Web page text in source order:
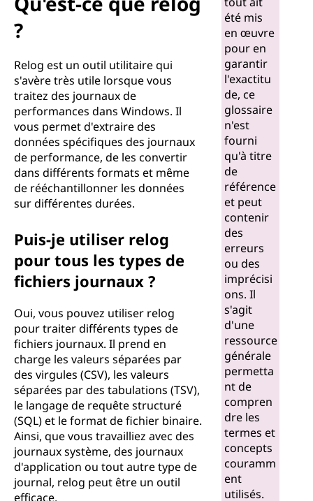
?
Relog est un outil utilitaire qui
s'avère très utile lorsque vous
traitez des journaux de
performances dans Windows. Il
vous permet d'extraire des
données spécifiques des journaux
de performance, de les convertir
dans différents formats et même
de rééchantillonner les données
sur différentes durées.
Puis-je utiliser relog
pour tous les types de
fichiers journaux ?
Oui, vous pouvez utiliser relog
pour traiter différents types de
fichiers journaux. Il prend en
charge les valeurs séparées par
des virgules (CSV), les valeurs
séparées par des tabulations (TSV),
le langage de requête structuré
(SQL) et le format de fichier binaire.
Ainsi, que vous travailliez avec des
journaux système, des journaux
d'application ou tout autre type de
journal, relog peut être un outil
efficace.
été mis
en œuvre
pour en
garantir
l'exactitu
de, ce
glossaire
n'est
fourni
qu'à titre
de
référence
et peut
contenir
des
erreurs
ou des
imprécisi
ons. Il
s'agit
d'une
ressource
générale
permetta
nt de
compren
dre les
termes et
concepts
couramm
ent
utilisés.